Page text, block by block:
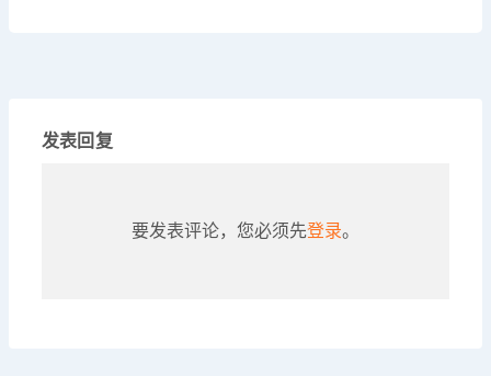
发表回复
要发表评论，您必须先登录。